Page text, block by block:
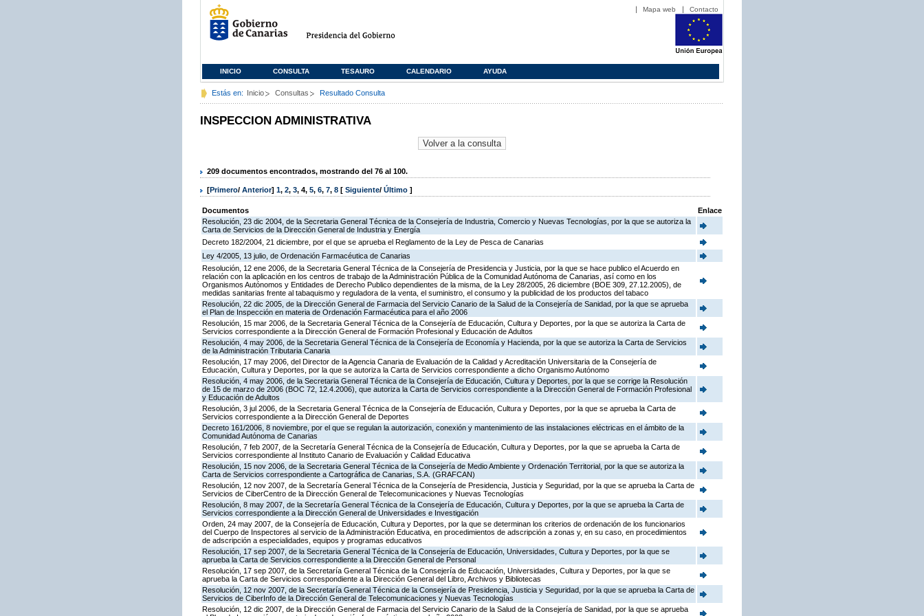
Mapa web Contacto
INICIO CONSULTA TESAURO CALENDARIO AYUDA
Estás en: Inicio Consultas Resultado Consulta
INSPECCION ADMINISTRATIVA
209 documentos encontrados, mostrando del 76 al 100.
[Primero/ Anterior] 1, 2, 3, 4, 5, 6, 7, 8 [ Siguiente/ Último ]
Documentos
Enlace
Resolución, 23 dic 2004, de la Secretaria General Técnica de la Consejería de Industria, Comercio y Nuevas Tecnologías, por la que se autoriza la
Carta de Servicios de la Dirección General de Industria y Energía
Decreto 182/2004, 21 diciembre, por el que se aprueba el Reglamento de la Ley de Pesca de Canarias
Ley 4/2005, 13 julio, de Ordenación Farmacéutica de Canarias
Resolución, 12 ene 2006, de la Secretaria General Técnica de la Consejería de Presidencia y Justicia, por la que se hace publico el Acuerdo en
relación con la aplicación en los centros de trabajo de la Administración Pública de la Comunidad Autónoma de Canarias, así como en los
Organismos Autónomos y Entidades de Derecho Publico dependientes de la misma, de la Ley 28/2005, 26 diciembre (BOE 309, 27.12.2005), de
medidas sanitarias frente al tabaquismo y reguladora de la venta, el suministro, el consumo y la publicidad de los productos del tabaco
Resolución, 22 dic 2005, de la Dirección General de Farmacia del Servicio Canario de la Salud de la Consejería de Sanidad, por la que se aprueba
el Plan de Inspección en materia de Ordenación Farmacéutica para el año 2006
Resolución, 15 mar 2006, de la Secretaria General Técnica de la Consejería de Educación, Cultura y Deportes, por la que se autoriza la Carta de
Servicios correspondiente a la Dirección General de Formación Profesional y Educación de Adultos
Resolución, 4 may 2006, de la Secretaria General Técnica de la Consejería de Economía y Hacienda, por la que se autoriza la Carta de Servicios
de la Administración Tributaria Canaria
Resolución, 17 may 2006, del Director de la Agencia Canaria de Evaluación de la Calidad y Acreditación Universitaria de la Consejería de
Educación, Cultura y Deportes, por la que se autoriza la Carta de Servicios correspondiente a dicho Organismo Autónomo
Resolución, 4 may 2006, de la Secretaria General Técnica de la Consejería de Educación, Cultura y Deportes, por la que se corrige la Resolución
de 15 de marzo de 2006 (BOC 72, 12.4.2006), que autoriza la Carta de Servicios correspondiente a la Dirección General de Formación Profesional
y Educación de Adultos
Resolución, 3 jul 2006, de la Secretaria General Técnica de la Consejería de Educación, Cultura y Deportes, por la que se aprueba la Carta de
Servicios correspondiente a la Dirección General de Deportes
Decreto 161/2006, 8 noviembre, por el que se regulan la autorización, conexión y mantenimiento de las instalaciones eléctricas en el ámbito de la
Comunidad Autónoma de Canarias
Resolución, 7 feb 2007, de la Secretaría General Técnica de la Consejería de Educación, Cultura y Deportes, por la que se aprueba la Carta de
Servicios correspondiente al Instituto Canario de Evaluación y Calidad Educativa
Resolución, 15 nov 2006, de la Secretaria General Técnica de la Consejería de Medio Ambiente y Ordenación Territorial, por la que se autoriza la
Carta de Servicios correspondiente a Cartográfica de Canarias, S.A. (GRAFCAN)
Resolución, 12 nov 2007, de la Secretaría General Técnica de la Consejería de Presidencia, Justicia y Seguridad, por la que se aprueba la Carta de
Servicios de CiberCentro de la Dirección General de Telecomunicaciones y Nuevas Tecnologías
Resolución, 8 may 2007, de la Secretaría General Técnica de la Consejería de Educación, Cultura y Deportes, por la que se aprueba la Carta de
Servicios correspondiente a la Dirección General de Universidades e Investigación
Orden, 24 may 2007, de la Consejería de Educación, Cultura y Deportes, por la que se determinan los criterios de ordenación de los funcionarios
del Cuerpo de Inspectores al servicio de la Administración Educativa, en procedimientos de adscripción a zonas y, en su caso, en procedimientos
de adscripción a especialidades, equipos y programas educativos
Resolución, 17 sep 2007, de la Secretaria General Técnica de la Consejería de Educación, Universidades, Cultura y Deportes, por la que se
aprueba la Carta de Servicios correspondiente a la Dirección General de Personal
Resolución, 17 sep 2007, de la Secretaría General Técnica de la Consejería de Educación, Universidades, Cultura y Deportes, por la que se
aprueba la Carta de Servicios correspondiente a la Dirección General del Libro, Archivos y Bibliotecas
Resolución, 12 nov 2007, de la Secretaría General Técnica de la Consejería de Presidencia, Justicia y Seguridad, por la que se aprueba la Carta de
Servicios de CiberInfo de la Dirección General de Telecomunicaciones y Nuevas Tecnologías
Resolución, 12 dic 2007, de la Dirección General de Farmacia del Servicio Canario de la Salud de la Consejería de Sanidad, por la que se aprueba